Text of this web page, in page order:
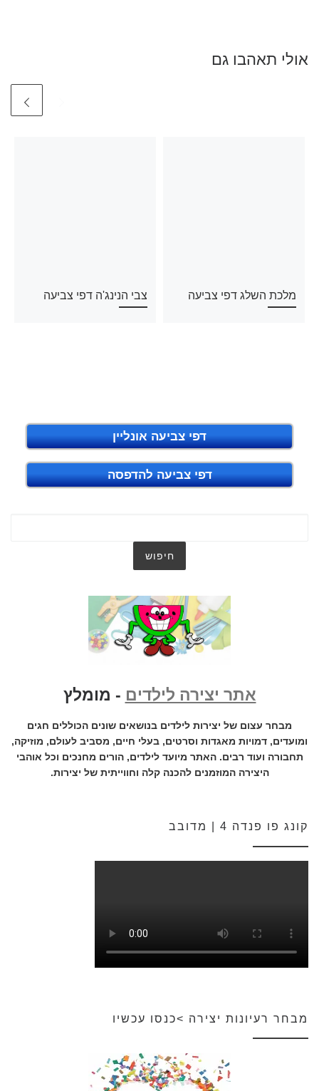
אולי תאהבו גם
מלכת השלג דפי צביעה צבי הנינג'ה דפי צביעה
דפי צביעה אונליין
דפי צביעה להדפסה
אתר יצירה לילדים - מומלץ
מבחר עצום של יצירות לילדים בנושאים שונים הכוללים חגים
ומועדים, דמויות מאגדות וסרטים, בעלי חיים, מסביב לעולם, מוזיקה,
תחבורה ועוד רבים. האתר מיועד לילדים, הורים מחנכים וכל אוהבי
היצירה המוזמנים להכנה קלה וחווייתית של יצירות.
קונג פו פנדה 4 | מדובב
מבחר רעיונות יצירה >כנסו עכשיו